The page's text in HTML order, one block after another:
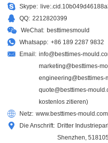
Skype:
QQ: 2212820399
WeChat: besttimesmould
Whatsapp: +86 189 2287 9832
Email: info@besttimes-
marketing@besttimes-
engineering@besttimes-
quote@besttimes-
kostenlos zitieren)
Netz: www.besttimes-mould.com
Die Anschrift: Dritter
Shenzhen,